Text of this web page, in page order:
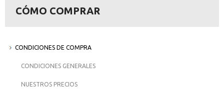
CÓMO COMPRAR
CONDICIONES DE COMPRA
CONDICIONES GENERALES
NUESTROS PRECIOS